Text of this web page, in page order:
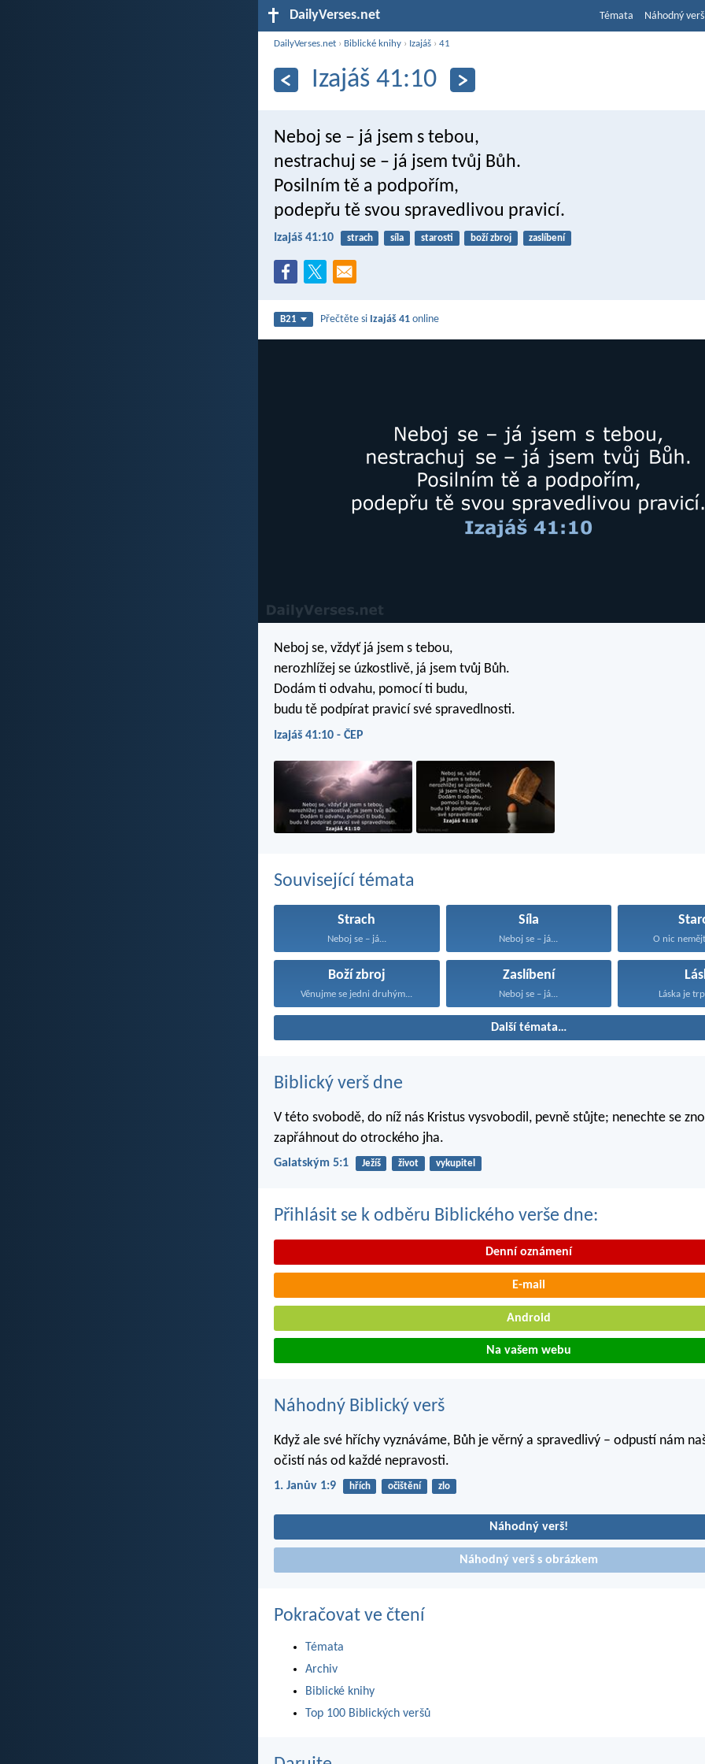
DailyVerses.net Témata Náhodný verš
DailyVerses.net › Biblické knihy › Izajáš ›41
Izajáš 41:10
Neboj se – já jsem s tebou,
nestrachuj se – já jsem tvůj Bůh.
Posilním tě a podpořím,
podepřu tě svou spravedlivou pravicí.
Izajáš 41:10 strach síla starosti boží zbroj zaslíbení
B21 Přečtěte si Izajáš 41 online
Neboj se, vždyť já jsem s tebou,
nerozhlížej se úzkostlivě, já jsem tvůj Bůh.
Dodám ti odvahu, pomocí ti budu,
budu tě podpírat pravicí své spravedlnosti.
Izajáš 41:10 - ČEP
Související témata
Strach
Neboj se – já...
Síla
Neboj se – já... O nic
Boží zbroj
Věnujme se jedni druhým...
Zaslíbení
Neboj se – já... Láska je
Další témata…
Biblický verš dne
V této svobodě, do níž nás Kristus vysvobodil, pevně stůjte; nenechte se
zapřáhnout do otrockého jha.
Galatským 5:1 Ježíš život vykupitel
Přihlásit se k odběru Biblického verše dne:
Denní oznámení
E-mail
Android
Na vašem webu
Náhodný Biblický verš
Když ale své hříchy vyznáváme, Bůh je věrný a spravedlivý – odpustí nám
očistí nás od každé nepravosti.
1. Janův 1:9 hřích očištění zlo
Náhodný verš!
Náhodný verš s obrázkem
Pokračovat ve čtení
Témata
Archiv
Biblické knihy
Top 100 Biblických veršů